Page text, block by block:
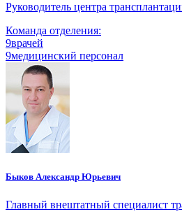
Руководитель центра
Команда отделения:
9врачей
9медицинский персонал
Быков Александр Юрьевич
Главный внештатный специалист